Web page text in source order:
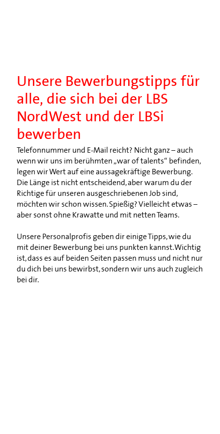
Unsere Bewerbungstipps für
alle, die sich bei der LBS
NordWest und der LBSi
bewerben
Telefonnummer und E-Mail reicht? Nicht ganz – auch
wenn wir uns im berühmten „war of talents“ befinden,
legen wir Wert auf eine aussagekräftige Bewerbung.
Die Länge ist nicht entscheidend, aber warum du der
Richtige für unseren ausgeschriebenen Job sind,
möchten wir schon wissen. Spießig? Vielleicht etwas –
aber sonst ohne Krawatte und mit netten Teams.
Unsere Personalprofis geben dir einige Tipps, wie du
mit deiner Bewerbung bei uns punkten kannst. Wichtig
ist, dass es auf beiden Seiten passen muss und nicht nur
du dich bei uns bewirbst, sondern wir uns auch zugleich
bei dir.